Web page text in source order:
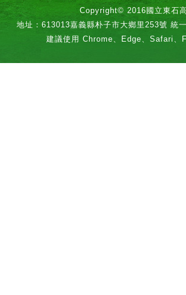
Copyright© 2016國立東石
地址：613013嘉義縣朴子市大鄉里253號 統
建議使用 Chrome、Edge、Safari